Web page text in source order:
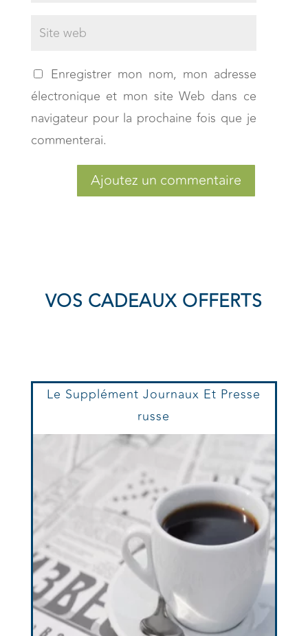
Enregistrer mon nom, mon adresse
électronique et mon site Web dans ce
navigateur pour la prochaine fois que je
commenterai.
Ajoutez un commentaire
VOS CADEAUX OFFERTS
Le Supplément Journaux Et Presse
russe